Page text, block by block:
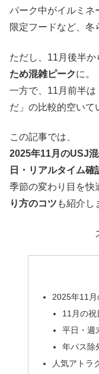
パーク中がイルミネ
限定フードなど、冬
ただし、11月後半か
ため混雑ピークに。
一方で、11月前半
だ」の比較的空いて
この記事では、
2025年11月のUSJ
日・リアルタイム確
季節の変わり目を快
り方のコツ も紹介し
2025年11月
11月の
平日・週
年パス除
人気アトラ